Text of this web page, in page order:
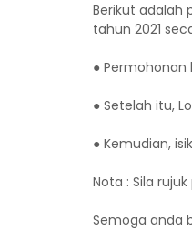
Berikut adalah
tahun 2021
●
● Setelah itu,
● Kemudian,
Nota : Sila
Semoga anda